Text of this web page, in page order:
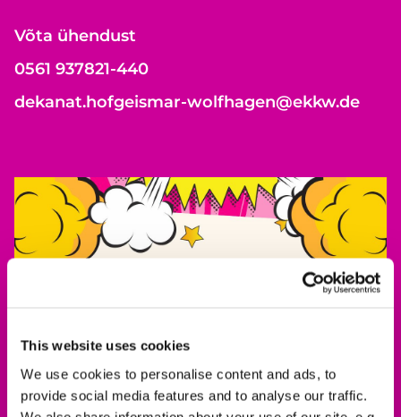
This website uses cookies
We use cookies to personalise content and ads, to
provide social media features and to analyse our traffic.
Võta ühendust
0561 937821-440
dekanat.hofgeismar-wolfhagen@ekkw.de